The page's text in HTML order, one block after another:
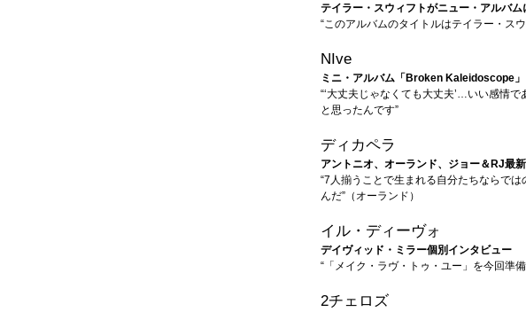
テイラー・スウィフトがニュー・アルバ
“このアルバムのタイトルはテイラー・ス
NIve
ミニ・アルバム「Broken Kaleidoscope
“‘大丈夫じゃなくても大丈夫’…いい感情
と思ったんです”
ディカペラ
アントニオ、オーランド、ジョー＆RJ最
“7人揃うことで生まれる自分たちならで
んだ”（オーランド）
イル・ディーヴォ
デイヴィッド・ミラー個別インタビュー
“「メイク・ラヴ・トゥ・ユー」を今回準
2チェロズ